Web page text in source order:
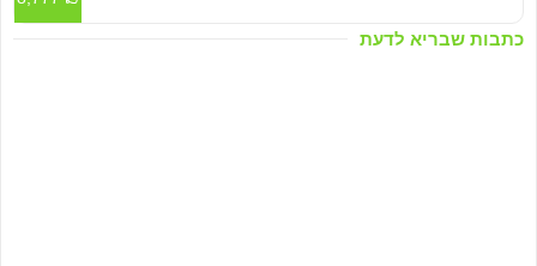
כתבות שבריא לדעת